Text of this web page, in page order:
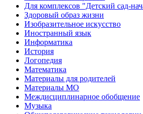
Для комплексов "Детский сад-
Здоровый образ жизни
Изобразительное искусство
Иностранный язык
Информатика
История
Логопедия
Математика
Материалы для родителей
Материалы МО
Междисциплинарное обобщение
Музыка